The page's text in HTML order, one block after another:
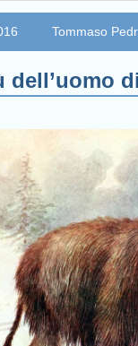
Tommaso
dell’uomo